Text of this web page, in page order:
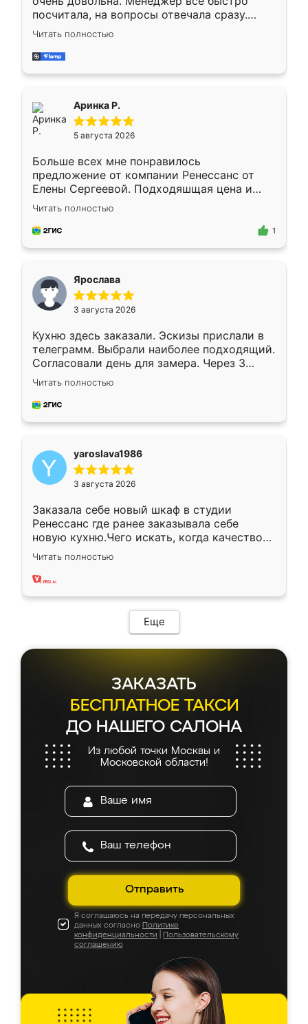
посчитала, на вопросы отвечала сразу.
Замерщик приехал в субботу, подошёл к
делу со всей ответственностью. Собрали
за день, ребята работали аккуратно, даже
Читать полностью
Аринка Р.
5 августа 2026
Больше всех мне понравилось
предложение от компании Ренессанс от
Елены Сергеевой. Подходяшщая цена и
короткие сроки изготовления. Приехавший
для замера сотрудник Владислав
предложил по моему эскизу самый
Читать полностью
1
Ярослава
3 августа 2026
Кухню здесь заказали. Эскизы прислали в
телеграмм. Выбрали наиболее подходящий.
Согласовали день для замера. Через 3
недели кухня была уже готова. Остались
довольны работой. Спасибо Ренессанс
мебель за качественную работу!
Читать полностью
yaroslava1986
3 августа 2026
Заказала себе новый шкаф в студии
Ренессанс где ранее заказывала себе
новую кухню.Чего искать, когда качеством
вполне довольна. Служит кухня уже почти
два года, нареканий нет.
Читать полностью
Еще
ЗАКАЗАТЬ
БЕСПЛАТНОЕ ТАКСИ
ДО НАШЕГО САЛОНА
Из любой точки Москвы и
Московской области!
Отправить
Я соглашаюсь на передачу персональных
данных согласно Политике
конфиденциальности
Пользовательскому
соглашению